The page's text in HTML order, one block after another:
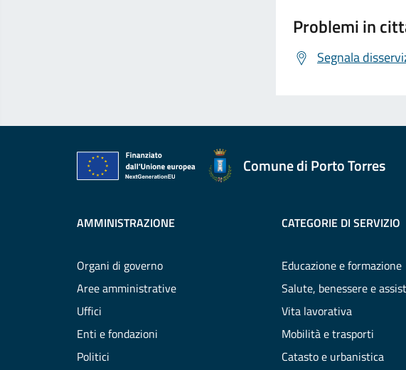
Problemi in
Segnala
Comune di Porto Torres
AMMINISTRAZIONE
Organi di governo
Aree amministrative
Uffici
Enti e fondazioni
Politici
CATEGORIE DI SERVIZIO
Educazione e formazione
Salute, benessere e
Vita lavorativa
Mobilità e trasporti
Catasto e urbanistica